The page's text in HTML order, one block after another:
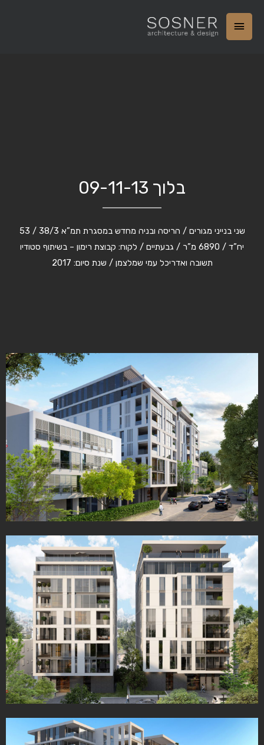
בלוך 09-11-13
שני בנייני מגורים / הריסה ובניה מחדש במסגרת תמ”א 38/3 / 53
יח”ד / 6890 מ”ר / גבעתיים / לקוח: קבוצת רימון – בשיתוף סטודיו
תשובה ואדריכל עמי שמלצמן / שנת סיום: 2017